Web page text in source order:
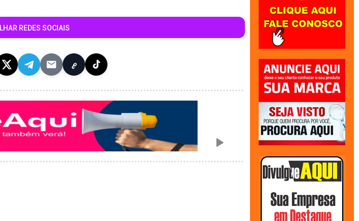
REDES SOCIAIS